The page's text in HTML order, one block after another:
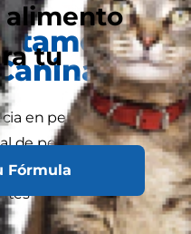
alimento
tu
Fórmula
en perros es la
de pelo en áreas
crecer. Puede
formas: